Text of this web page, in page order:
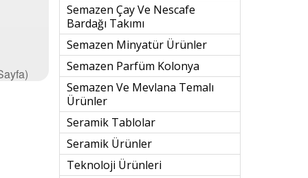
Semazen Çay Ve Nescafe
Bardağı Takımı
Semazen Minyatür Ürünler
Semazen Parfüm Kolonya
Semazen Ve Mevlana Temalı
Ürünler
Seramik Tablolar
Seramik Ürünler
Teknoloji Ürünleri